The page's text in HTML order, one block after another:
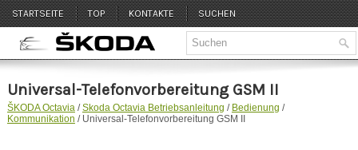
STARTSEITE TOP KONTAKTE SUCHEN
Universal-Telefonvorbereitung GSM II
ŠKODA Octavia/Skoda Octavia Betriebsanleitung / Bedienung /
Kommunikation / Universal-Telefonvorbereitung GSM II